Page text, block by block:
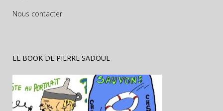
Nous contacter
LE BOOK DE PIERRE SADOUL